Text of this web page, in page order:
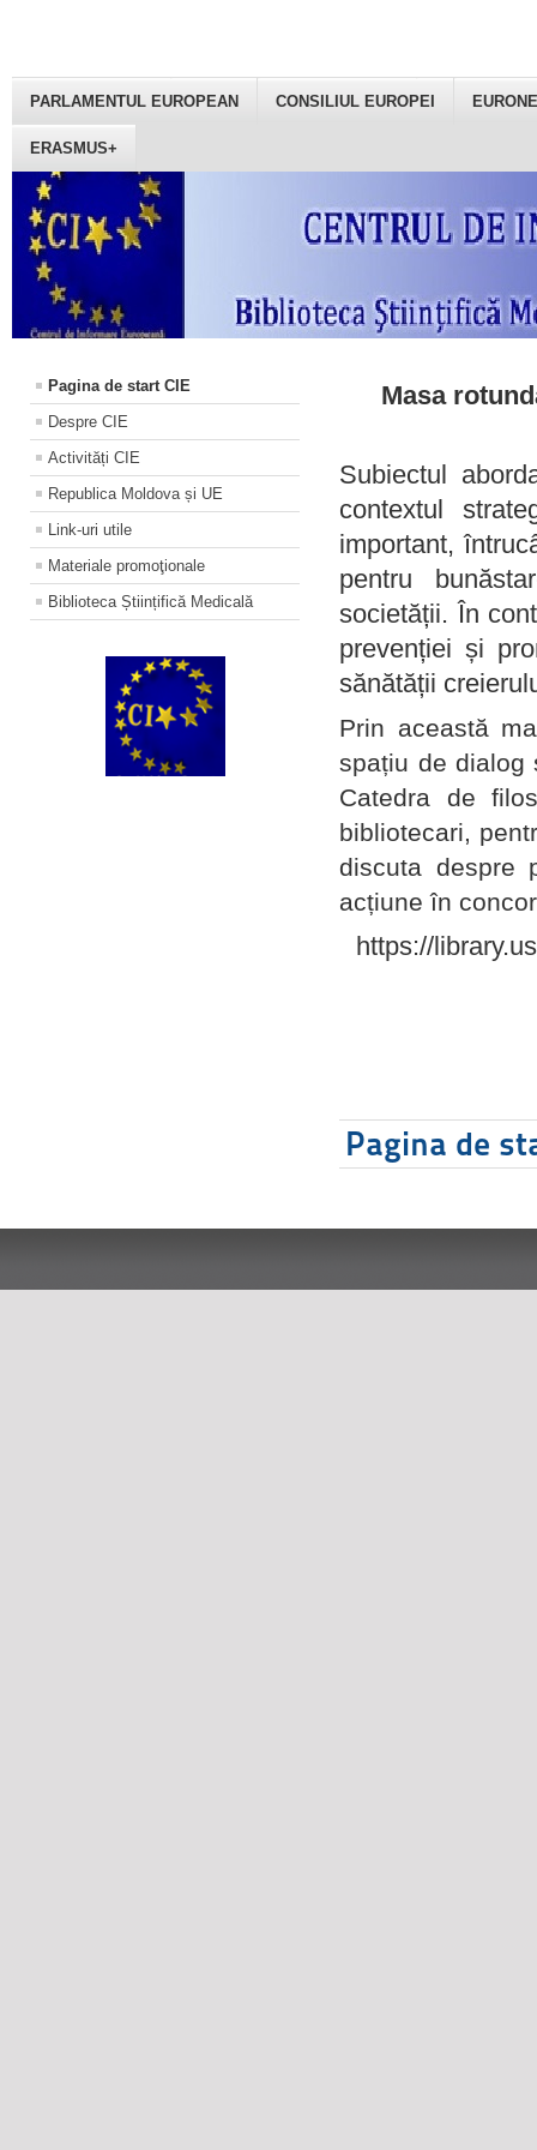
PARLAMENTUL EUROPEAN CONSILIUL EUROPEI
ERASMUS+
Pagina de start CIE
Despre CIE
Activități CIE
Republica Moldova și UE
Link-uri utile
Materiale promoţionale
Biblioteca Științifică Medicală
Masa
Subiectul
contextul
important,
pentru
societății. În
prevenției și
sănătății
Prin această
spațiu de dialog
Catedra de
bibliotecari,
discuta despre
acțiune în
https://
Pagina de